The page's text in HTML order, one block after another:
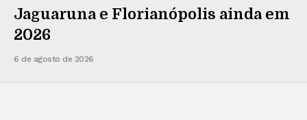
Jaguaruna e Florianópolis ainda em
2026
6 de agosto de 2026